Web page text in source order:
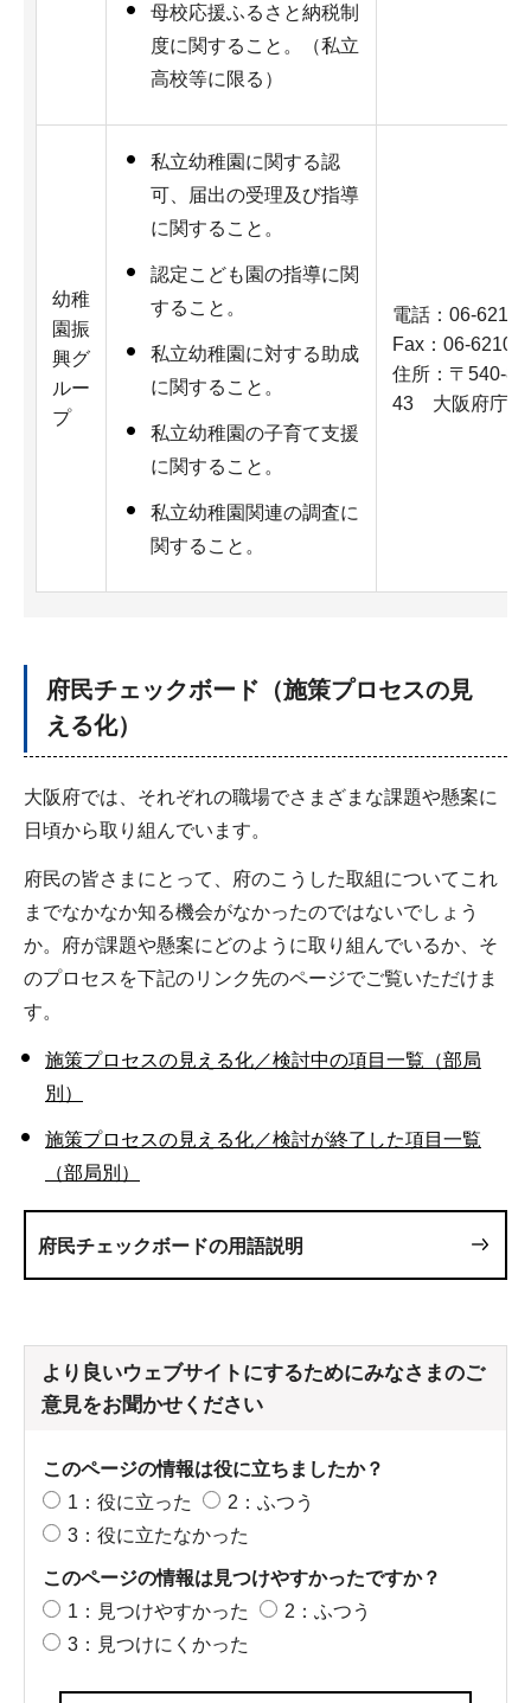
母校応援ふるさと納税制
度に関すること。（私立
高校等に限る）
幼稚
園振
興グ
ルー
プ
私立幼稚園に関する認
可、届出の受理及び指導
に関すること。
認定こども園の指導に関
すること。
私立幼稚園に対する助成
に関すること。
私立幼稚園の子育て支援
に関すること。
私立幼稚園関連の調査に
関すること。
電話：06-6210-
Fax：06-6210-
住所：〒540-
43 大阪府庁新
府民チェックボード（施策プロセスの見
える化）
大阪府では、それぞれの職場でさまざまな課題や懸案に
日頃から取り組んでいます。
府民の皆さまにとって、府のこうした取組についてこれ
までなかなか知る機会がなかったのではないでしょう
か。府が課題や懸案にどのように取り組んでいるか、そ
のプロセスを下記のリンク先のページでご覧いただけま
す。
施策プロセスの見える化／検討中の項目一覧（部局
別）
施策プロセスの見える化／検討が終了した項目一覧
（部局別）
府民チェックボードの用語説明
より良いウェブサイトにするためにみなさまのご
意見をお聞かせください
このページの情報は役に立ちましたか？
1：役に立った
2：ふつう
3：役に立たなかった
このページの情報は見つけやすかったですか？
1：見つけやすかった
2：ふつう
3：見つけにくかった